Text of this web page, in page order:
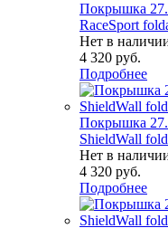
Покрышка
RaceSport
Нет в
4 320 руб.
Подробнее
Покрышка
ShieldWall
Нет в
4 320 руб.
Подробнее